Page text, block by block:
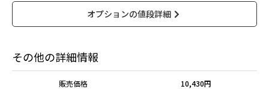
オプションの値段詳細
その他の詳細情報
販売価格 10,430円